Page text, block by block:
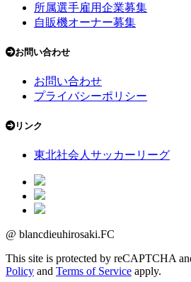
所属選手雇用企業募集
自販機オーナー募集
お問い合わせ
お問い合わせ
プライバシーポリシー
リンク
東北社会人サッカーリーグ
@ blancdieuhirosaki.FC
This site is protected by reCAPTCHA
Policy and Terms of Service apply.